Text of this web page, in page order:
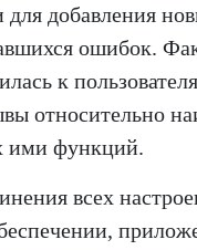
для добавления
ошибок.
к
относительно
ими функций.
всех